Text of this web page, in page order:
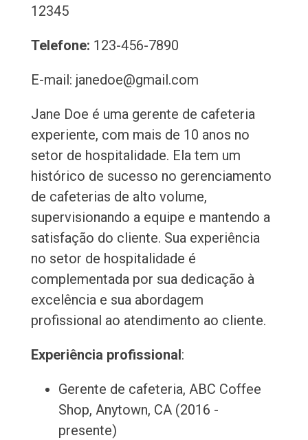
12345
Telefone: 123-456-7890
E-mail: janedoe@gmail.com
Jane Doe é uma gerente de cafeteria
experiente, com mais de 10 anos no
setor de hospitalidade. Ela tem um
histórico de sucesso no gerenciamento
de cafeterias de alto volume,
supervisionando a equipe e mantendo a
satisfação do cliente. Sua experiência
no setor de hospitalidade é
complementada por sua dedicação à
excelência e sua abordagem
profissional ao atendimento ao cliente.
Experiência profissional:
Gerente de cafeteria, ABC Coffee
Shop, Anytown, CA (2016 -
presente)